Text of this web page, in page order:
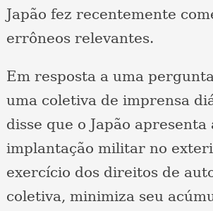
Japão fez recentemente
errôneos relevantes.
Em resposta a uma
uma coletiva de imprensa
disse que o Japão apresenta
implantação militar no
exercício dos direitos de
coletiva, minimiza seu